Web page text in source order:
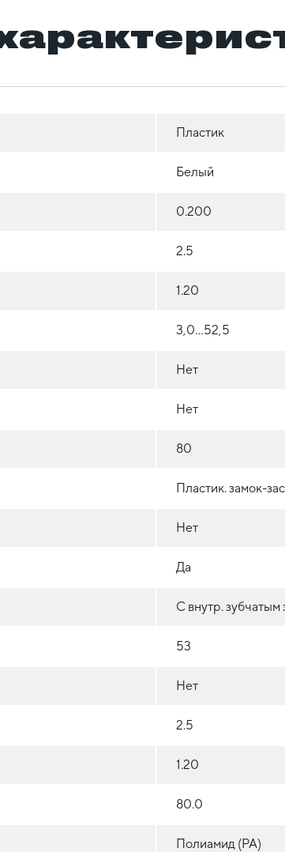
Пластик
Белый
0.200
2.5
1.20
3,0…52,5
Нет
Нет
80
Пластик. замок-
Нет
Да
С внутр.
53
Нет
2.5
1.20
80.0
Полиамид (РА)